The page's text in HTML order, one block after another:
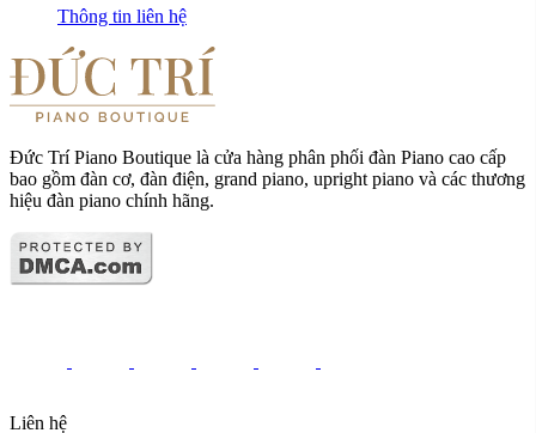
Thông tin liên hệ
Đức Trí Piano Boutique là cửa hàng phân phối đàn Piano cao cấp
bao gồm đàn cơ, đàn điện, grand piano, upright piano và các thương
hiệu đàn piano chính hãng.
Liên hệ